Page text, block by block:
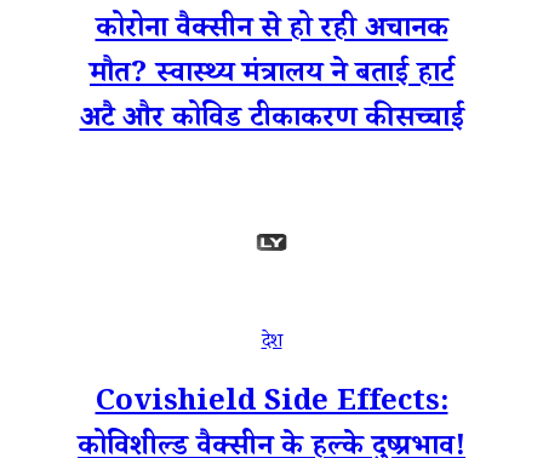
कोरोना वैक्सीन से हो रही अचानक
मौत? स्वास्थ्य मंत्रालय ने बताई हार्ट
अटै और कोविड टीकाकरण की सच्चाई
देश
Covishield Side Effects: